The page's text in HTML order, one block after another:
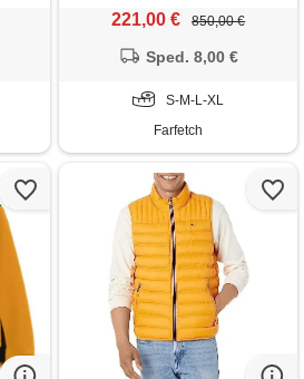
221,00 € 850,00 €
Sped. 8,00 €
S-M-L-XL
Farfetch